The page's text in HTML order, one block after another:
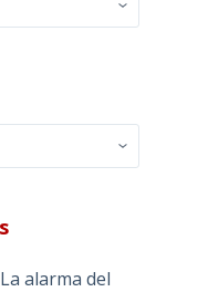
La alarma del